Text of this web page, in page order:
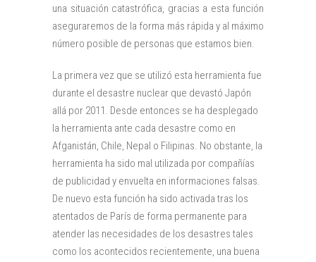
una situación catastrófica, gracias a esta función
aseguraremos de la forma más rápida y al máximo
número posible de personas que estamos bien.
La primera vez que se utilizó esta herramienta fue
durante el desastre nuclear que devastó Japón
allá por 2011. Desde entonces se ha desplegado
la herramienta ante cada desastre como en
Afganistán, Chile, Nepal o Filipinas. No obstante, la
herramienta ha sido mal utilizada por compañías
de publicidad y envuelta en informaciones falsas.
De nuevo esta función ha sido activada tras los
atentados de París de forma permanente para
atender las necesidades de los desastres tales
como los acontecidos recientemente, una buena